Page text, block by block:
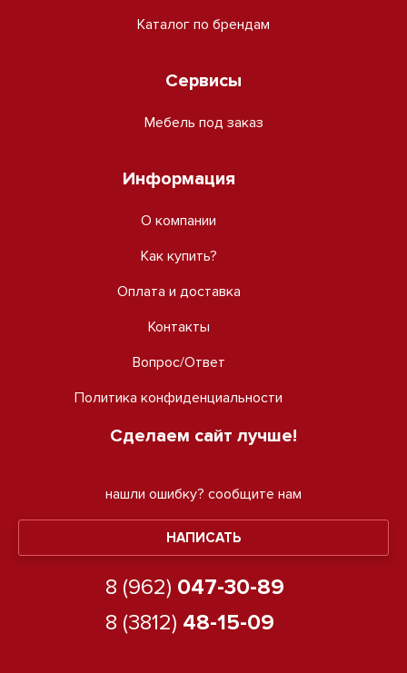
Каталог по брендам
Сервисы
Мебель под заказ
Информация
О компании
Как купить?
Оплата и доставка
Контакты
Вопрос/Ответ
Политика конфиденциальности
Сделаем сайт лучше!
нашли ошибку? сообщите нам
НАПИСАТЬ
8 (962) 047-30-89
8 (3812) 48-15-09